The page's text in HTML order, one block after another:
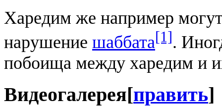
Харедим же например
нарушение шаббата[1].
побоища между харедим и
Видеогалерея[править]